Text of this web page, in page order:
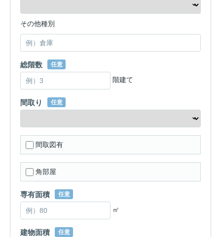
その他種別
総階数 任意
階建て
間取り 任意
間取図有
角部屋
専有面積 任意
㎡
建物面積 任意